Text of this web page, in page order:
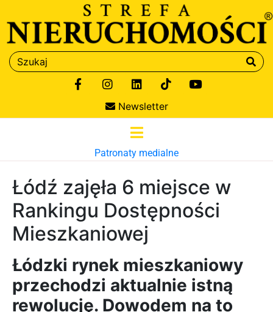
Newsletter
Patronaty medialne
Łódź zajęła 6 miejsce w
Rankingu Dostępności
Mieszkaniowej
Łódzki rynek mieszkaniowy
przechodzi aktualnie istną
rewolucję. Dowodem na to